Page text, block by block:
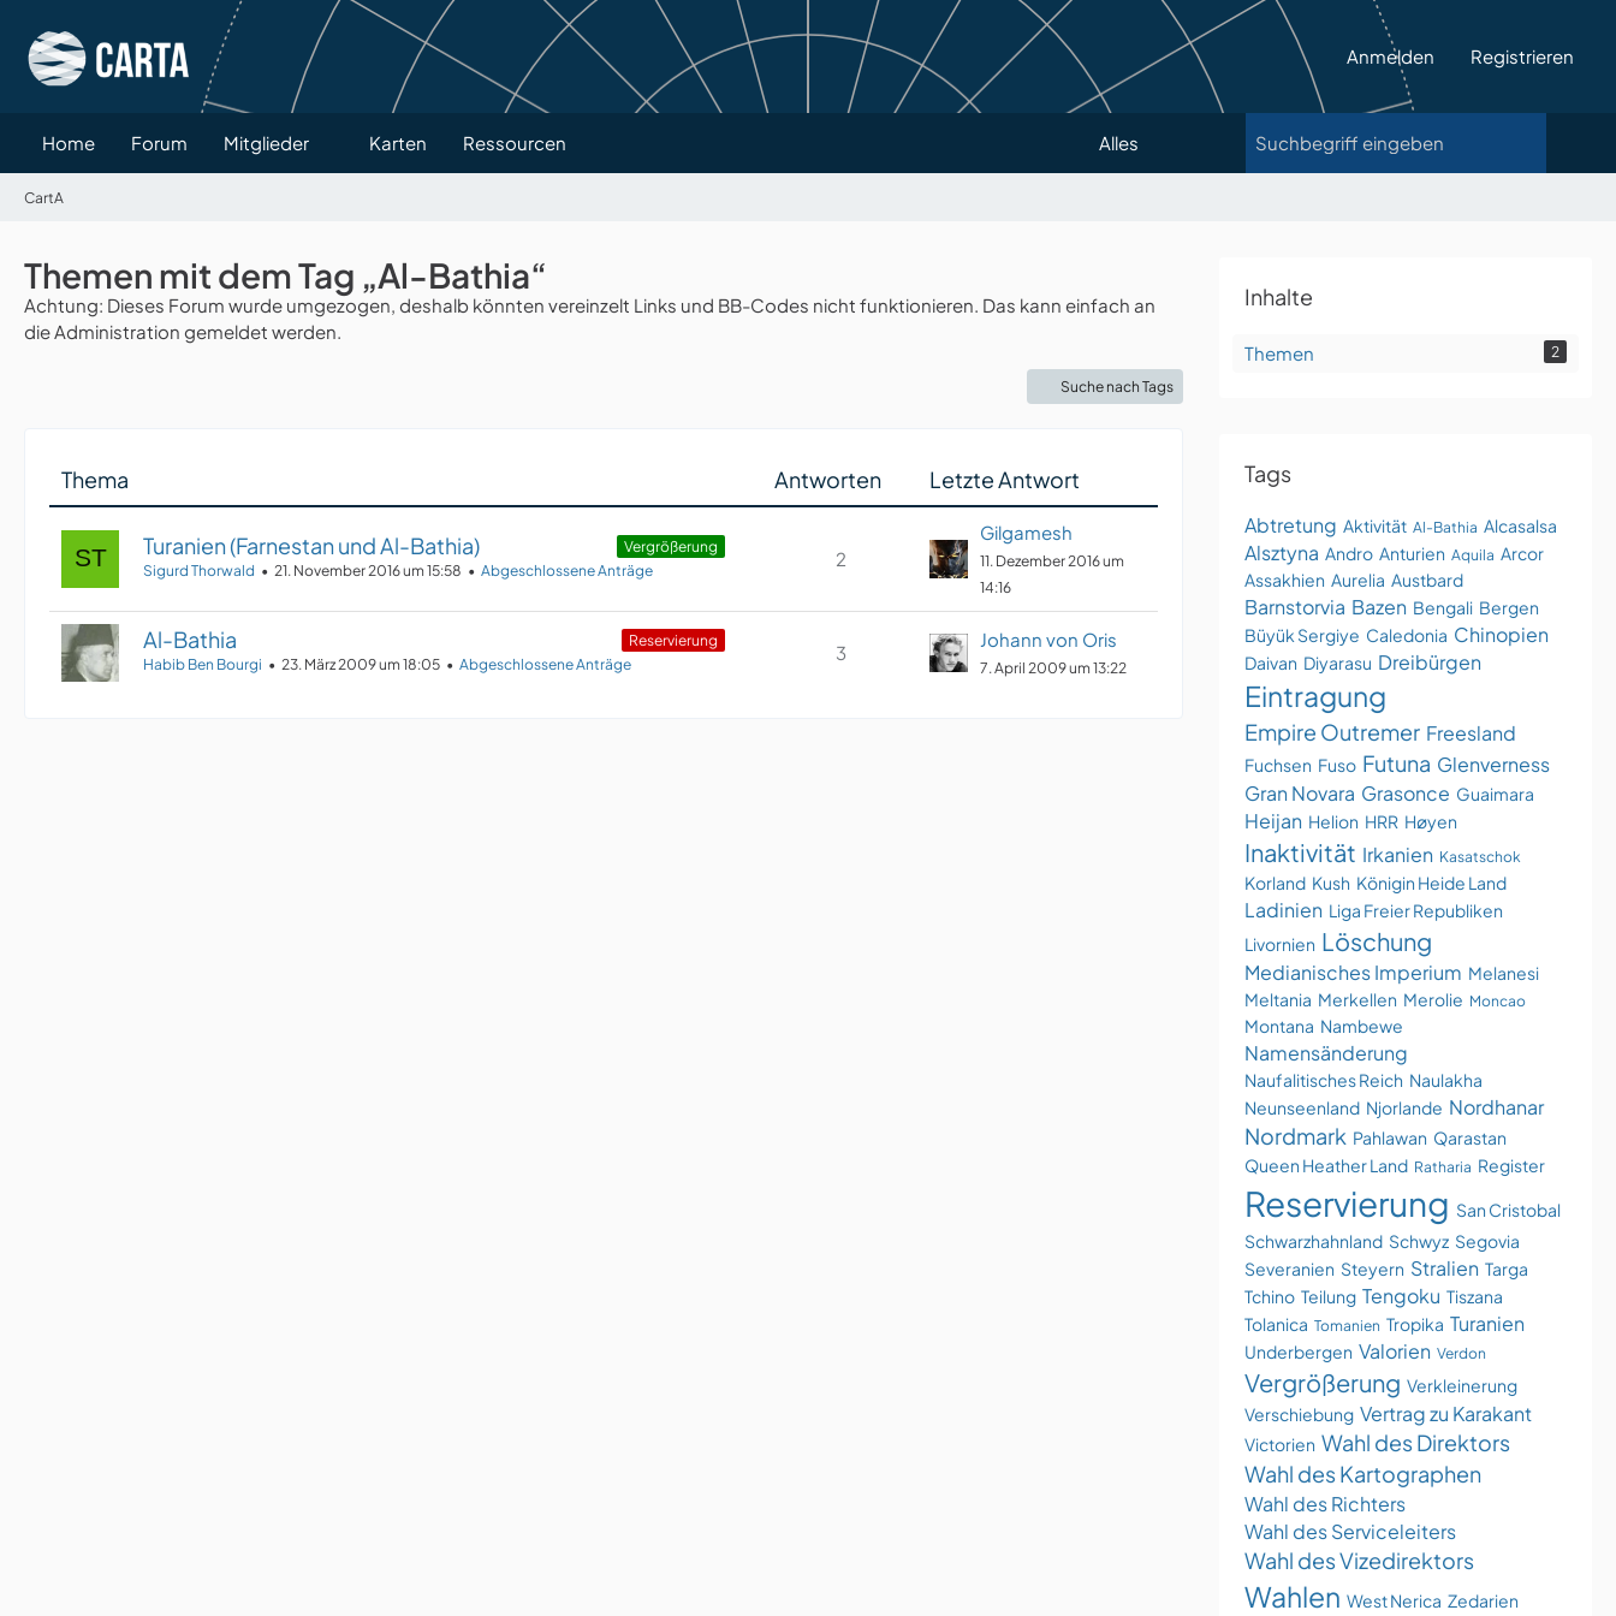
Anmelden Registrieren
Home Forum Mitglieder Karten Ressourcen Alles
CartA
Themen mit dem Tag „Al-Bathia“
Achtung: Dieses Forum wurde umgezogen, deshalb könnten vereinzelt Links und BB-Codes nicht funktionieren. Das kann einfach an
die Administration gemeldet werden.
Suche nach Tags
Thema Antworten Letzte Antwort
Vergrößerung
Turanien (Farnestan und Al-Bathia)
Sigurd Thorwald 21. November 2016 um 15:58 Abgeschlossene Anträge
2
Gilgamesh
11. Dezember 2016 um
14:16
Reservierung
Al-Bathia
Habib Ben Bourgi 23. März 2009 um 18:05 Abgeschlossene Anträge
3
Johann von Oris
7. April 2009 um 13:22
Inhalte
Themen 2
Tags
Abtretung Aktivität Al-Bathia Alcasalsa
Alsztyna Andro Anturien Aquila Arcor
Assakhien Aurelia Austbard
Barnstorvia Bazen Bengali Bergen
Büyük Sergiye Caledonia Chinopien
Daivan Diyarasu Dreibürgen
Eintragung
Empire Outremer Freesland
Fuchsen Fuso Futuna Glenverness
Gran Novara Grasonce Guaimara
Heijan Helion HRR Høyen
Inaktivität Irkanien Kasatschok
Korland Kush Königin Heide Land
Ladinien Liga Freier Republiken
Livornien Löschung
Medianisches Imperium Melanesi
Meltania Merkellen Merolie Moncao
Montana Nambewe
Namensänderung
Naufalitisches Reich Naulakha
Neunseenland Njorlande Nordhanar
Nordmark Pahlawan Qarastan
Queen Heather Land Ratharia Register
Reservierung San Cristobal
Schwarzhahnland Schwyz Segovia
Severanien Steyern Stralien Targa
Tchino Teilung Tengoku Tiszana
Tolanica Tomanien Tropika Turanien
Underbergen Valorien Verdon
Vergrößerung Verkleinerung
Verschiebung Vertrag zu Karakant
Victorien Wahl des Direktors
Wahl des Kartographen
Wahl des Richters
Wahl des Serviceleiters
Wahl des Vizedirektors
Wahlen West Nerica Zedarien